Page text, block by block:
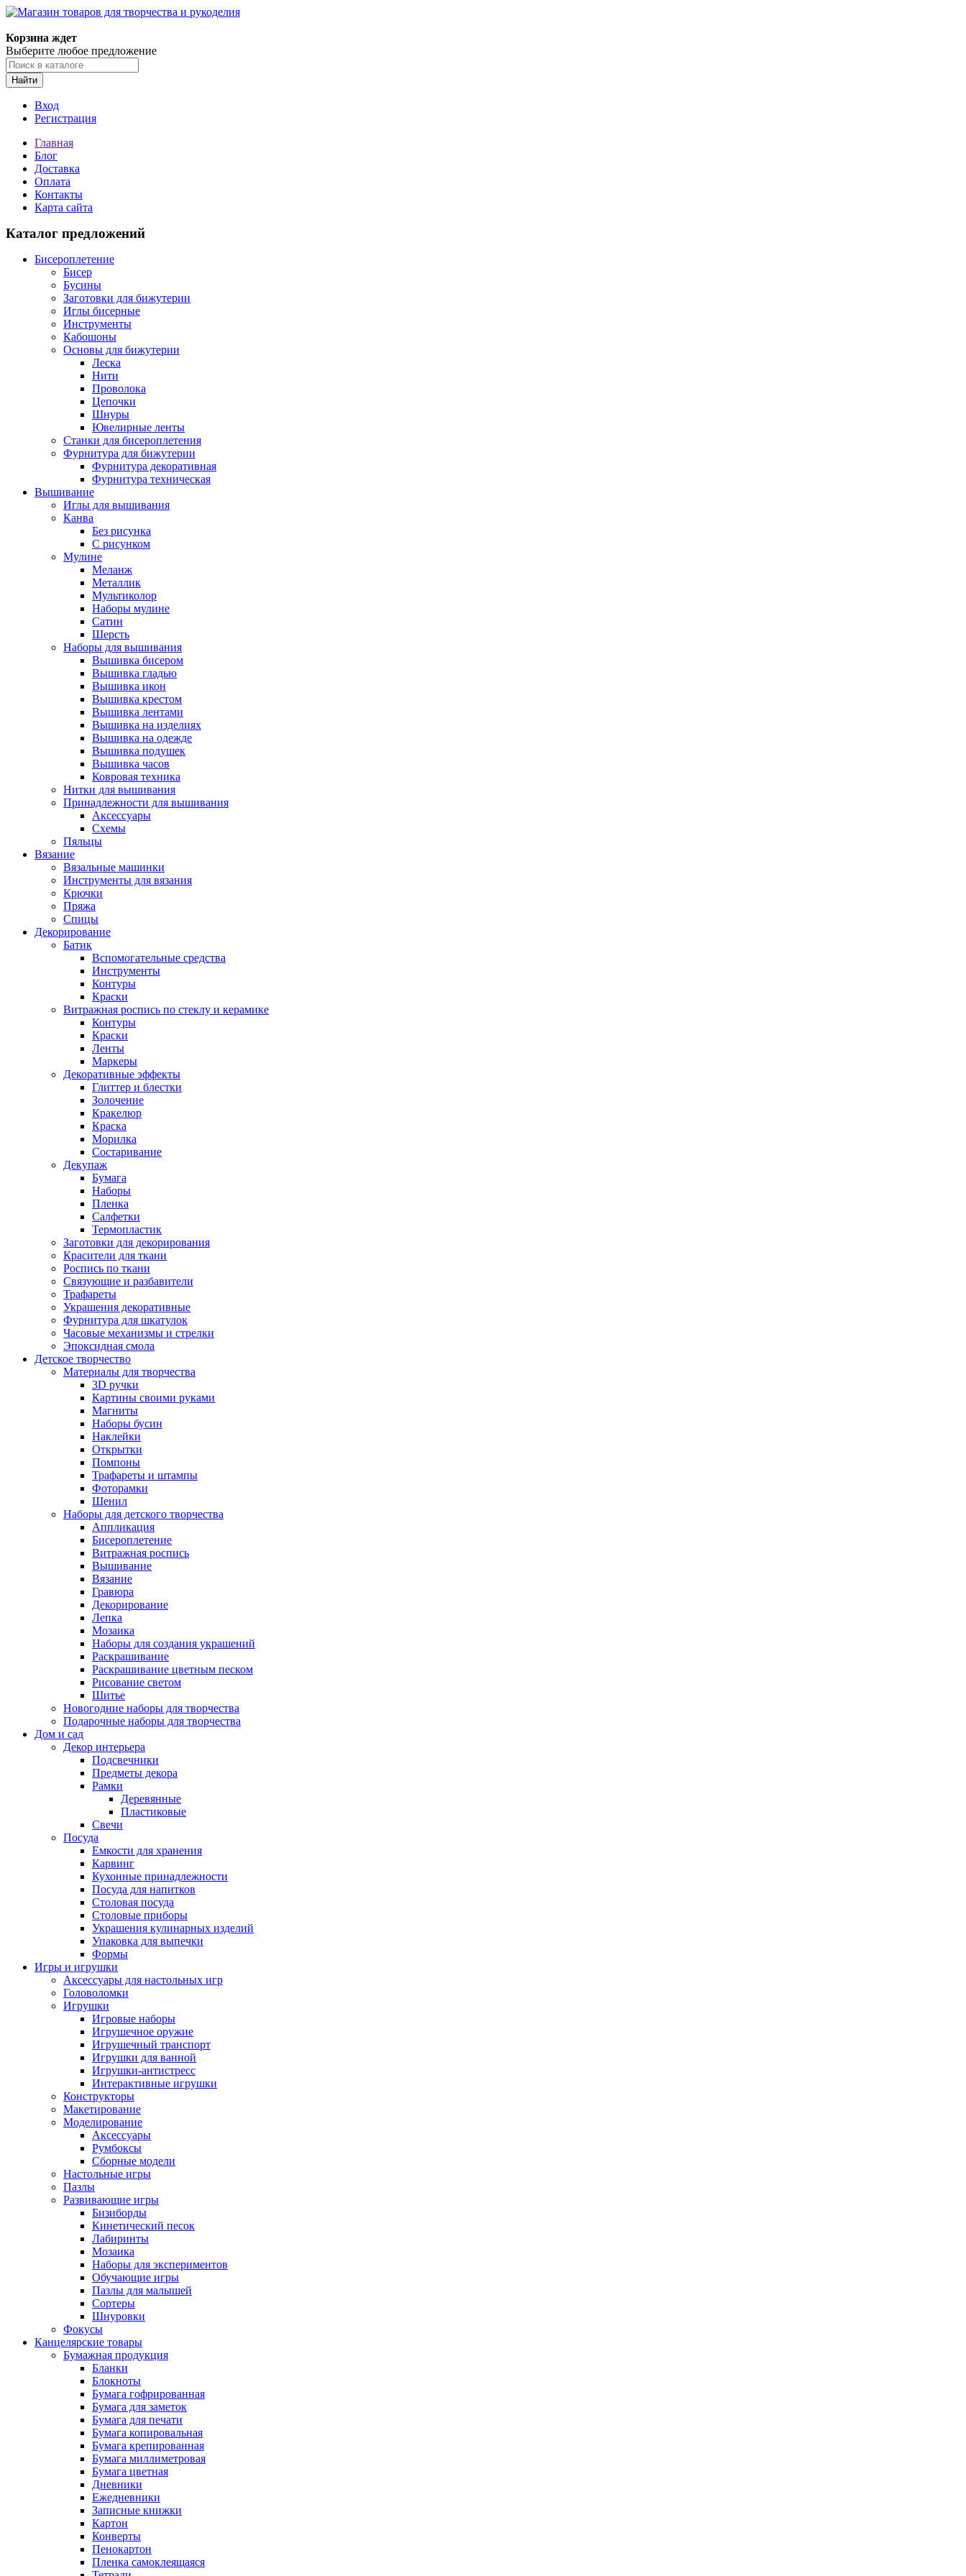
Корзина ждет
Выберите любое предложение
Найти
Вход
Регистрация
Главная
Блог
Доставка
Оплата
Контакты
Карта сайта
Каталог предложений
Бисероплетение
Бисер
Бусины
Заготовки для бижутерии
Иглы бисерные
Инструменты
Кабошоны
Основы для бижутерии
Леска
Нити
Проволока
Цепочки
Шнуры
Ювелирные ленты
Станки для бисероплетения
Фурнитура для бижутерии
Фурнитура декоративная
Фурнитура техническая
Вышивание
Иглы для вышивания
Канва
Без рисунка
С рисунком
Мулине
Меланж
Металлик
Мультиколор
Наборы мулине
Сатин
Шерсть
Наборы для вышивания
Вышивка бисером
Вышивка гладью
Вышивка икон
Вышивка крестом
Вышивка лентами
Вышивка на изделиях
Вышивка на одежде
Вышивка подушек
Вышивка часов
Ковровая техника
Нитки для вышивания
Принадлежности для вышивания
Аксессуары
Схемы
Пяльцы
Вязание
Вязальные машинки
Инструменты для вязания
Крючки
Пряжа
Спицы
Декорирование
Батик
Вспомогательные средства
Инструменты
Контуры
Краски
Витражная роспись по стеклу и керамике
Контуры
Краски
Ленты
Маркеры
Декоративные эффекты
Глиттер и блестки
Золочение
Кракелюр
Краска
Морилка
Состаривание
Декупаж
Бумага
Наборы
Пленка
Салфетки
Термопластик
Заготовки для декорирования
Красители для ткани
Роспись по ткани
Связующие и разбавители
Трафареты
Украшения декоративные
Фурнитура для шкатулок
Часовые механизмы и стрелки
Эпоксидная смола
Детское творчество
Материалы для творчества
3D ручки
Картины своими руками
Магниты
Наборы бусин
Наклейки
Открытки
Помпоны
Трафареты и штампы
Фоторамки
Шенил
Наборы для детского творчества
Аппликация
Бисероплетение
Витражная роспись
Вышивание
Вязание
Гравюра
Декорирование
Лепка
Мозаика
Наборы для создания украшений
Раскрашивание
Раскрашивание цветным песком
Рисование светом
Шитье
Новогодние наборы для творчества
Подарочные наборы для творчества
Дом и сад
Декор интерьера
Подсвечники
Предметы декора
Рамки
Деревянные
Пластиковые
Свечи
Посуда
Емкости для хранения
Карвинг
Кухонные принадлежности
Посуда для напитков
Столовая посуда
Столовые приборы
Украшения кулинарных изделий
Упаковка для выпечки
Формы
Игры и игрушки
Аксессуары для настольных игр
Головоломки
Игрушки
Игровые наборы
Игрушечное оружие
Игрушечный транспорт
Игрушки для ванной
Игрушки-антистресс
Интерактивные игрушки
Конструкторы
Макетирование
Моделирование
Аксессуары
Румбоксы
Сборные модели
Настольные игры
Пазлы
Развивающие игры
Бизиборды
Кинетический песок
Лабиринты
Мозаика
Наборы для экспериментов
Обучающие игры
Пазлы для малышей
Сортеры
Шнуровки
Фокусы
Канцелярские товары
Бумажная продукция
Бланки
Блокноты
Бумага гофрированная
Бумага для заметок
Бумага для печати
Бумага копировальная
Бумага крепированная
Бумага миллиметровая
Бумага цветная
Дневники
Ежедневники
Записные книжки
Картон
Конверты
Пенокартон
Пленка самоклеящаяся